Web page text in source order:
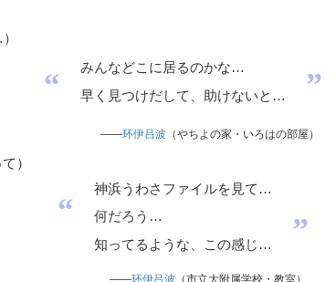
）
“
みんなどこに居るのかな…
早く見つけだして、助けないと…
”
——环伊吕波 （やちよの家・いろはの部屋）
）
“
神浜うわさファイルを見て…
何だろう…
知ってるような、この感じ…
”
——环伊吕波 （市立大附属学校・教室）